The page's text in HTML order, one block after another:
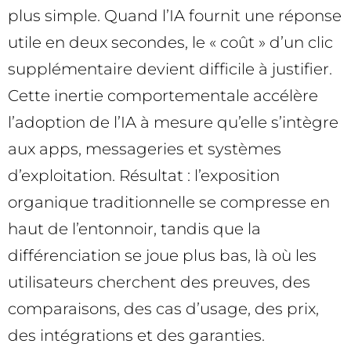
plus simple. Quand l’IA fournit une réponse
utile en deux secondes, le « coût » d’un clic
supplémentaire devient difficile à justifier.
Cette inertie comportementale accélère
l’adoption de l’IA à mesure qu’elle s’intègre
aux apps, messageries et systèmes
d’exploitation. Résultat : l’exposition
organique traditionnelle se compresse en
haut de l’entonnoir, tandis que la
différenciation se joue plus bas, là où les
utilisateurs cherchent des preuves, des
comparaisons, des cas d’usage, des prix,
des intégrations et des garanties.